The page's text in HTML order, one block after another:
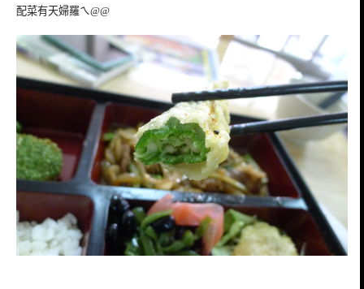
配菜有天婦羅ㄟ@@